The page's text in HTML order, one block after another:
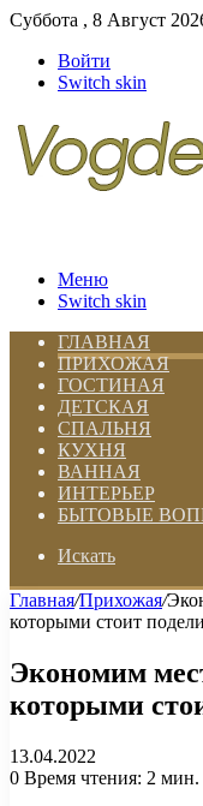
Суббота , 8 Август
Войти
Switch skin
Меню
Switch skin
ГЛАВНАЯ
ПРИХОЖАЯ
ГОСТИНАЯ
ДЕТСКАЯ
СПАЛЬНЯ
КУХНЯ
ВАННАЯ
ИНТЕРЬЕР
БЫТОВЫЕ
Искать
Главная/Прихожая/
которыми стоит
Экономим
которыми
13.04.2022
0 Время чтения: 2 мин.